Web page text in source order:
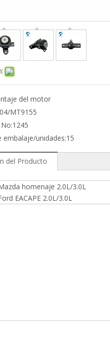
del motor
MT9155
1245
embalaje/unidades:15
del Producto
homenaje 2.0L/3.0L
EACAPE 2.0L/3.0L